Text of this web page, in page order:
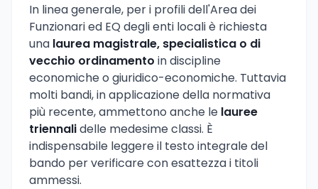
In linea generale, per i profili dell'Area dei
Funzionari ed EQ degli enti locali è richiesta
una laurea magistrale, specialistica o di
vecchio ordinamento in discipline
economiche o giuridico-economiche. Tuttavia
molti bandi, in applicazione della normativa
più recente, ammettono anche le lauree
triennalidelle medesime classi. È
indispensabile leggere il testo integrale del
bando per verificare con esattezza i titoli
ammessi.